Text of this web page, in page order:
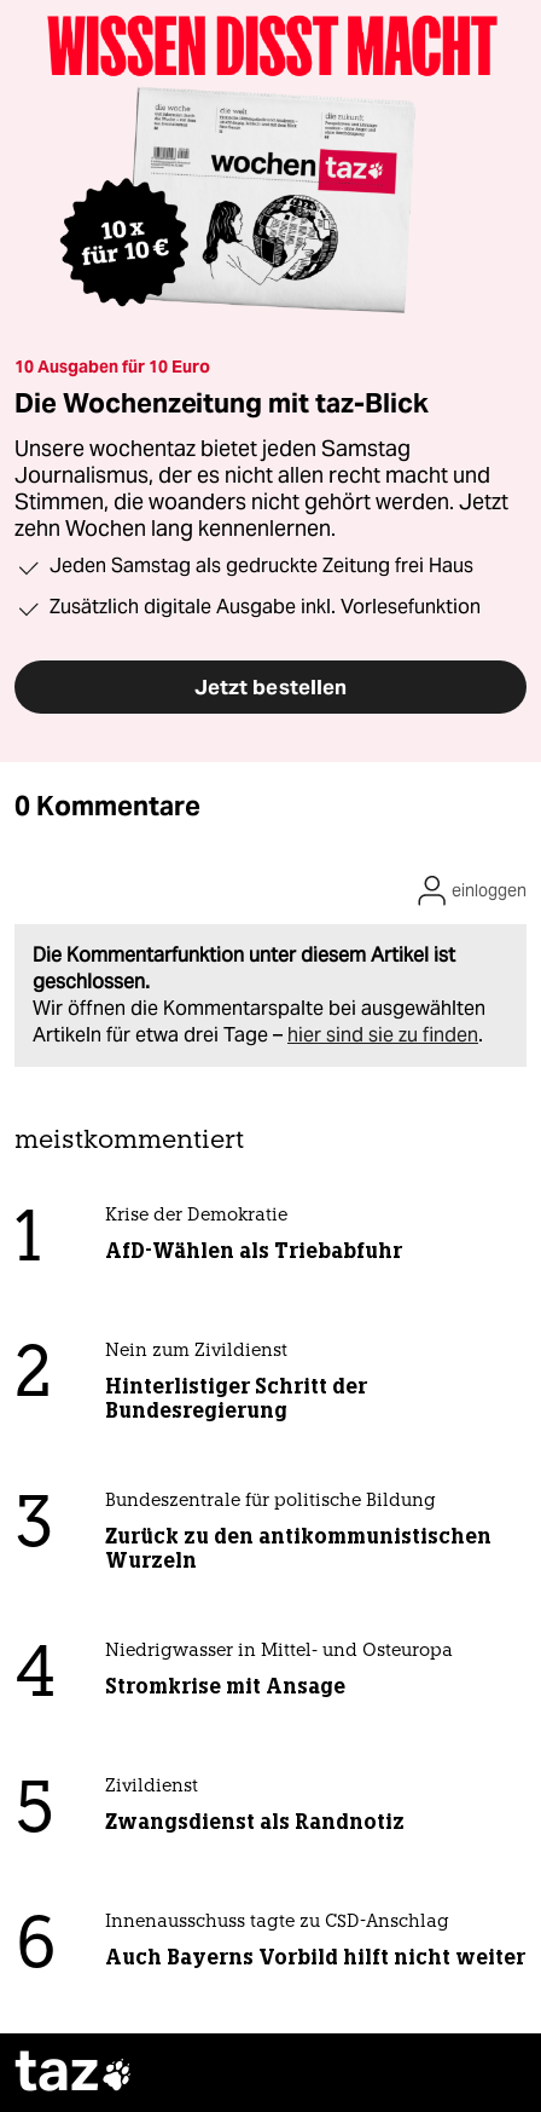
10 Ausgaben für 10 Euro
Die Wochenzeitung mit taz-Blick
Unsere wochentaz bietet jeden Samstag
Journalismus, der es nicht allen recht macht und
Stimmen, die woanders nicht gehört werden. Jetzt
zehn Wochen lang kennenlernen.
Jeden Samstag als gedruckte Zeitung frei Haus
Zusätzlich digitale Ausgabe inkl. Vorlesefunktion
Jetzt bestellen
0 Kommentare
Die Kommentarfunktion unter diesem Artikel ist
geschlossen.
Wir öffnen die Kommentarspalte bei ausgewählten
Artikeln für etwa drei Tage – hier sind sie zu finden.
einloggen
meistkommentiert
1 Krise der Demokratie
AfD-Wählen als Triebabfuhr
2 Nein zum Zivildienst
Hinterlistiger Schritt der
Bundesregierung
3 Bundeszentrale für politische Bildung
Zurück zu den antikommunistischen
Wurzeln
4 Niedrigwasser in Mittel- und Osteuropa
Stromkrise mit Ansage
5 Zivildienst
Zwangsdienst als Randnotiz
6 Innenausschuss tagte zu CSD-Anschlag
Auch Bayerns Vorbild hilft nicht weiter
taz